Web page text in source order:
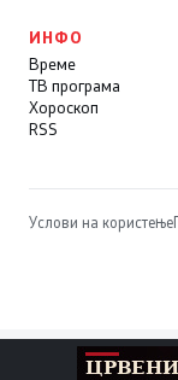
ИНФО
Време
ТВ програма
Хороскоп
RSS
Услови на користење